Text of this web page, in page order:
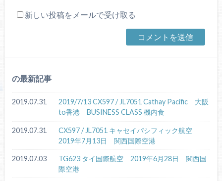
新しい投稿をメールで受け取る
の最新記事
2019.07.31
2019/7/13 CX597 / JL7051 Cathay Pacific 大阪
to香港 BUSINESS CLASS 機内食
2019.07.31
CX597 / JL7051 キャセイパシフィック航空
2019年7月13日 関西国際空港
2019.07.03
TG623 タイ国際航空 2019年6月28日 関西国
際空港